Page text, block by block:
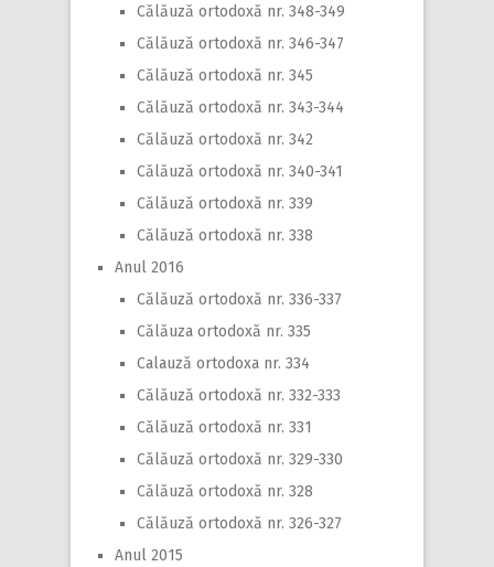
Călăuză ortodoxă nr. 348-349
Călăuză ortodoxă nr. 346-347
Călăuză ortodoxă nr. 345
Călăuză ortodoxă nr. 343-344
Călăuză ortodoxă nr. 342
Călăuză ortodoxă nr. 340-341
Călăuză ortodoxă nr. 339
Călăuză ortodoxă nr. 338
Anul 2016
Călăuză ortodoxă nr. 336-337
Călăuza ortodoxă nr. 335
Calauză ortodoxa nr. 334
Călăuză ortodoxă nr. 332-333
Călăuză ortodoxă nr. 331
Călăuză ortodoxă nr. 329-330
Călăuză ortodoxă nr. 328
Călăuză ortodoxă nr. 326-327
Anul 2015